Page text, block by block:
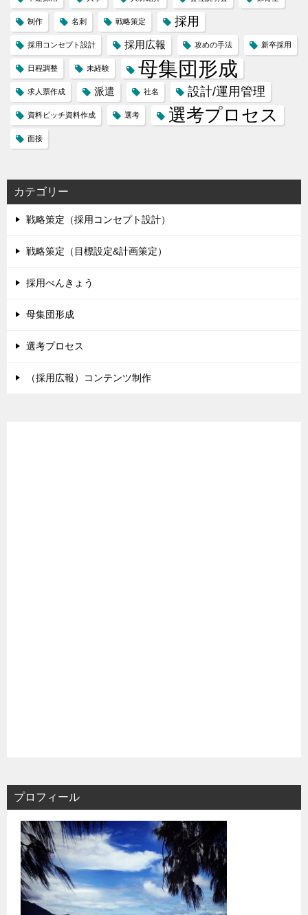
制作 名刺 戦略策定 採用
採用コンセプト設計 採用広報 攻めの手法 新卒採用
日程調整 未経験 母集団形成
求人票作成 派遣 社名 設計/運用管理
資料ピッチ資料作成 選考 選考プロセス
面接
カテゴリー
戦略策定（採用コンセプト設計）
戦略策定（目標設定&計画策定）
採用べんきょう
母集団形成
選考プロセス
（採用広報）コンテンツ制作
プロフィール